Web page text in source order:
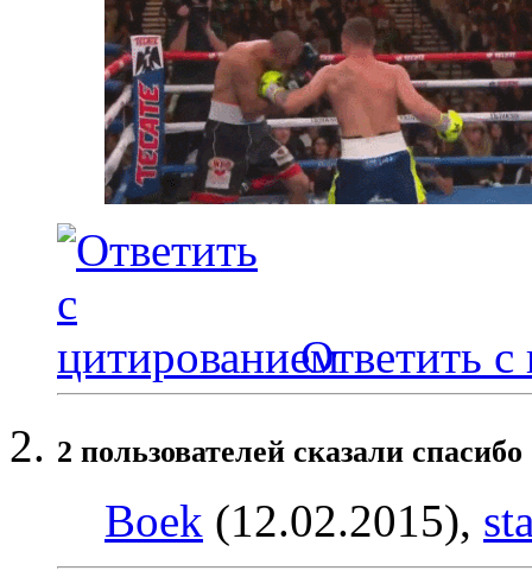
Ответить с
2 пользователей сказали
Boek (12.02.2015),